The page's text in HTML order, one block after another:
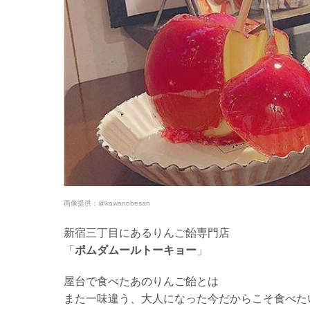
画像提供： @kawanobesan
新宿三丁目にあるりんご飴専門店
「 ポムダムールトーキョー 」
屋台で食べたあのりんご飴とは
また一味違う、大人になった今だからこそ食べた